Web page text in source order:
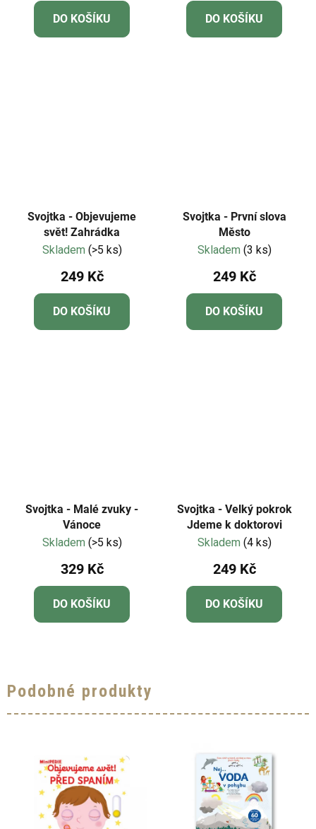
DO KOŠÍKU DO KOŠÍKU
Svojtka - Objevujeme
svět! Zahrádka
Skladem (>5 ks)
249 Kč
DO KOŠÍKU
Svojtka - První slova
Město
Skladem (3 ks)
249 Kč
DO KOŠÍKU
Svojtka - Malé zvuky -
Vánoce
Skladem (>5 ks)
329 Kč
DO KOŠÍKU
Svojtka - Velký pokrok
Jdeme k doktorovi
Skladem (4 ks)
249 Kč
DO KOŠÍKU
Podobné produkty